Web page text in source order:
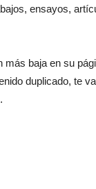
ensayos,
baja en su
duplicado, te
.